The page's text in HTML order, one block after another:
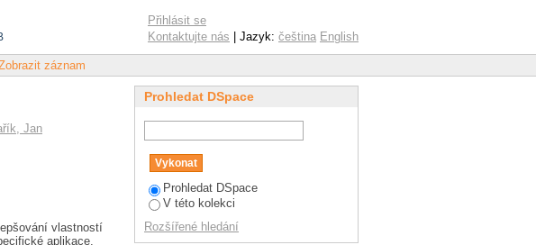
Přihlásit se
Kontaktujte nás | Jazyk: čeština English
záznam
Jan
vlastností
aplikace.
Prohledat DSpace
Prohledat DSpace
V této kolekci
Rozšířené hledání